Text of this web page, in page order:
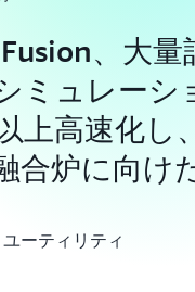
、大量
ミュレーシ
上高速化し
合炉に向け
ーティリティ